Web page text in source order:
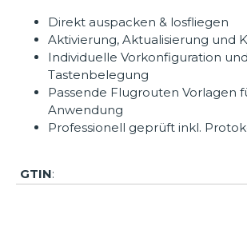
Direkt auspacken & losfliegen
Aktivierung, Aktualisierung und
Individuelle Vorkonfiguration
Tastenbelegung
Passende Flugrouten Vorlagen
Anwendung
Professionell geprüft inkl.
GTIN: